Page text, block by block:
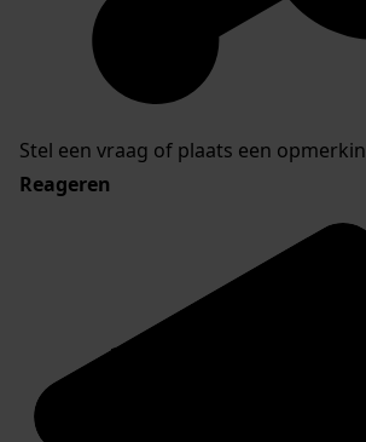
Stel een vraag of plaats een
Reageren